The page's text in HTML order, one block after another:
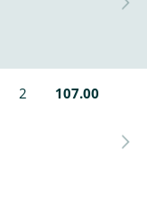
2 107.00